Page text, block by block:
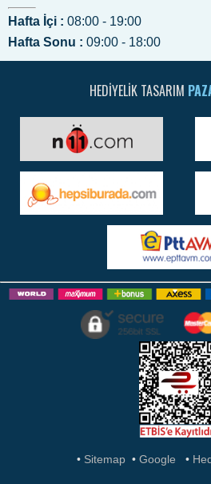
Hafta İçi : 08:00 - 19:00
Hafta Sonu : 09:00 - 18:00
HEDIYELIK TASARIM
• Sitemap• Google •